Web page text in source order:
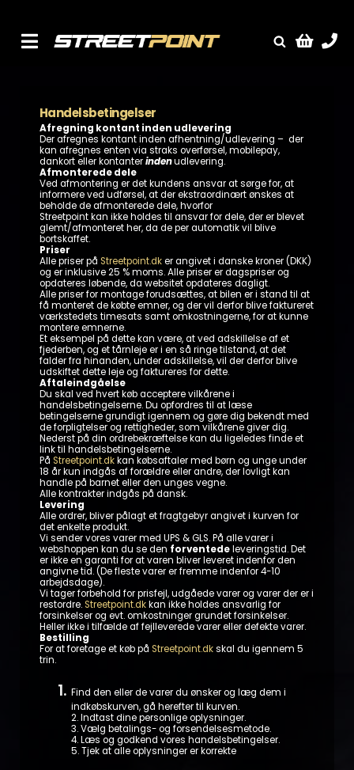
content
Toggle
Streetcars
Sænkning
Tuning
Ventilrens
Værksted
Handelsbetingelser
Afregning kontant inden udlevering
Der afregnes kontant inden afhentning/udlevering – der
kan afregnes enten via straks overførsel, mobilepay,
dankort eller kontanterindenudlevering.
Afmonterede dele
Ved afmontering er det kundens ansvar at sørge for, at
informere ved udførsel, at der ekstraordinært ønskes at
beholde de afmonterede dele, hvorfor
Streetpoint kan ikke holdes til ansvar for dele, der er blevet
glemt/afmonteret her, da de per automatik vil blive
bortskaffet.
Priser
Alle priser på Streetpoint.dker angivet i danske kroner (DKK)
og er inklusive 25 % moms. Alle priser er dagspriser og
opdateres løbende, da websitet opdateres dagligt.
Alle priser for montage forudsættes, at bilen er i stand til at
få monteret de købte emner, og der vil derfor blive faktureret
værkstedets timesats samt omkostningerne, for at kunne
montere emnerne.
Et eksempel på dette kan være, at ved adskillelse af et
fjederben, og et tårnleje er i en så ringe tilstand, at det
falder fra hinanden, under adskillelse, vil der derfor blive
udskiftet dette leje og faktureres for dette.
Aftaleindgåelse
Du skal ved hvert køb acceptere vilkårene i
handelsbetingelserne. Du opfordres til at læse
betingelserne grundigt igennem og gøre dig bekendt med
de forpligtelser og rettigheder, som vilkårene giver dig.
Nederst på din ordrebekræftelse kan du ligeledes finde et
link til handelsbetingelserne.
På Streetpoint.dkkan købsaftaler med børn og unge under
18 år kun indgås af forældre eller andre, der lovligt kan
handle på barnet eller den unges vegne.
Alle kontrakter indgås på dansk.
Levering
Alle ordrer, bliver pålagt et fragtgebyr angivet i kurven for
det enkelte produkt.
Vi sender vores varer med UPS & GLS. På alle varer i
webshoppen kan du se den forventedeleveringstid. Det
er ikke en garanti for at varen bliver leveret indenfor den
angivne tid. (De fleste varer er fremme indenfor 4-10
arbejdsdage).
Vi tager forbehold for prisfejl, udgåede varer og varer der er i
restordre.Streetpoint.dkkan ikke holdes ansvarlig for
forsinkelser og evt. omkostninger grundet forsinkelser.
Heller ikke i tilfælde af fejlleverede varer eller defekte varer.
Bestilling
For at foretage et køb på Streetpoint.dkskal du igennem 5
trin.
Find den eller de varer du ønsker og læg dem i
indkøbskurven, gå herefter til kurven.
2. Indtast dine personlige oplysninger.
3. Vælg betalings- og forsendelsesmetode.
4. Læs og godkend vores handelsbetingelser.
5. Tjek at alle oplysninger er korrekte